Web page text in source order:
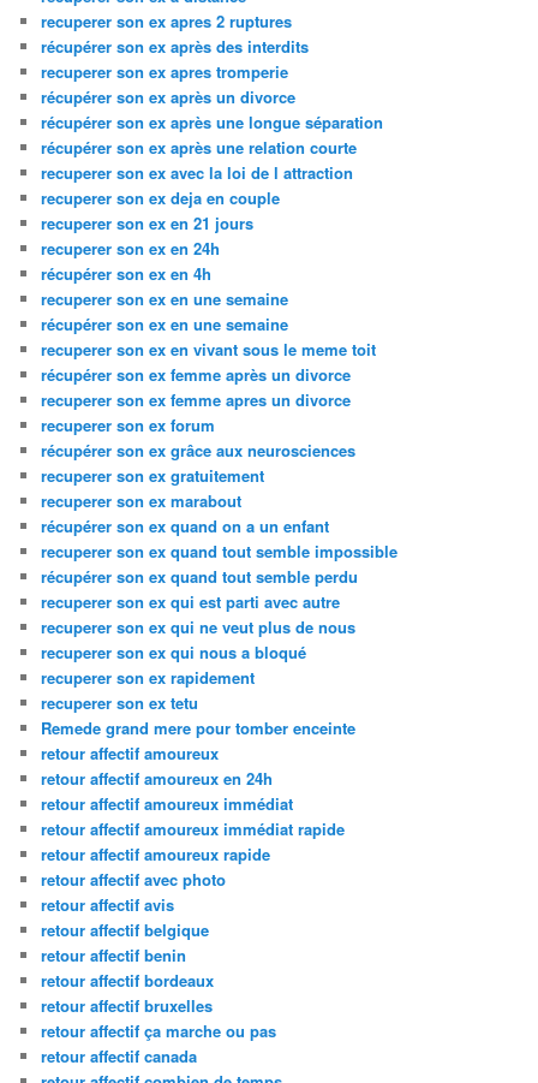
recuperer son ex apres 2 ruptures
récupérer son ex après des interdits
recuperer son ex apres tromperie
récupérer son ex après un divorce
récupérer son ex après une longue séparation
récupérer son ex après une relation courte
recuperer son ex avec la loi de l attraction
recuperer son ex deja en couple
recuperer son ex en 21 jours
recuperer son ex en 24h
récupérer son ex en 4h
recuperer son ex en une semaine
récupérer son ex en une semaine
recuperer son ex en vivant sous le meme toit
récupérer son ex femme après un divorce
recuperer son ex femme apres un divorce
recuperer son ex forum
récupérer son ex grâce aux neurosciences
recuperer son ex gratuitement
recuperer son ex marabout
récupérer son ex quand on a un enfant
recuperer son ex quand tout semble impossible
récupérer son ex quand tout semble perdu
recuperer son ex qui est parti avec autre
recuperer son ex qui ne veut plus de nous
recuperer son ex qui nous a bloqué
recuperer son ex rapidement
recuperer son ex tetu
Remede grand mere pour tomber enceinte
retour affectif amoureux
retour affectif amoureux en 24h
retour affectif amoureux immédiat
retour affectif amoureux immédiat rapide
retour affectif amoureux rapide
retour affectif avec photo
retour affectif avis
retour affectif belgique
retour affectif benin
retour affectif bordeaux
retour affectif bruxelles
retour affectif ça marche ou pas
retour affectif canada